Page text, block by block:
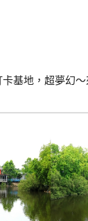
基地，超夢幻～